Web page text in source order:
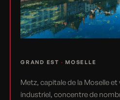
GRAND EST ·MOSELLE
Metz, capitale de la Moselle et
industriel, concentre de